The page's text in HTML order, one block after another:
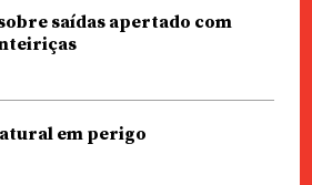
saídas apertado com
em perigo